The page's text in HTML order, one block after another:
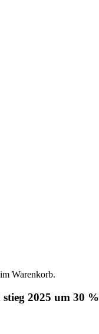
Warenkorb.
2025 um 30 %